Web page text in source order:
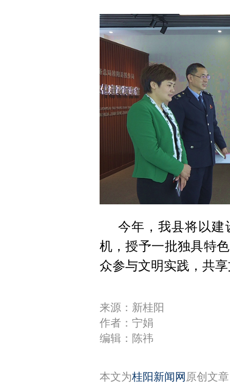
今年，我县将以建
机，授予一批独具特
众参与文明实践，共
来源：新桂阳
作者：宁娟
编辑：陈祎
本文为桂阳新闻网 原创文